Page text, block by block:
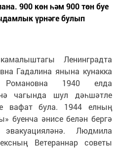
900 көн һәм 900 төн буе
үрнәге булып
Ленинградта
Гадалина янына кунакка
1940 елда
чагында шул дәһшәтле
вафат була. 1944 елның
буенча әнисе белән бергә
Людмила
Ветераннар советы